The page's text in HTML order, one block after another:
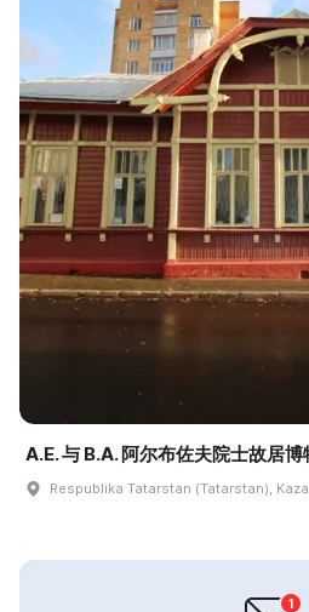
A.E. 与 B.A. 阿尔布佐夫院士故居博
Respublika Tatarstan (Tatarstan),